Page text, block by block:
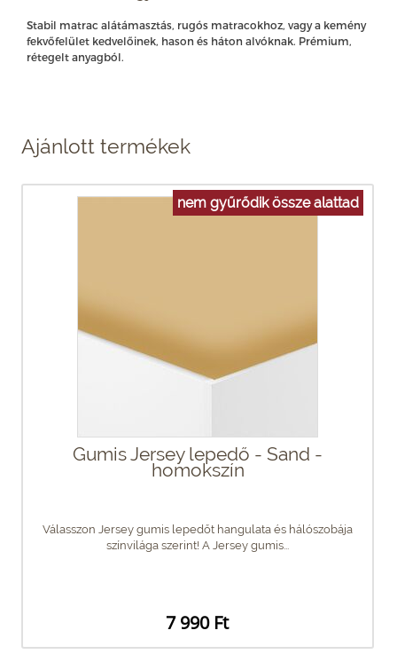
Stabil matrac alátámasztás, rugós matracokhoz, vagy a kemény
fekvőfelület kedvelőinek, hason és háton alvóknak. Prémium,
rétegelt anyagból.
Ajánlott termékek
nem gyűrődik össze alattad
Gumis Jersey lepedő - Sand -
homokszín
Válasszon Jersey gumis lepedőt hangulata és hálószobája
színvilága szerint! A Jersey gumis...
7 990 Ft